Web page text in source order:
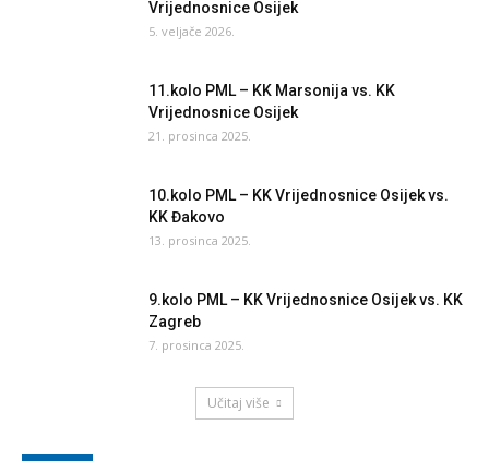
Vrijednosnice Osijek
5. veljače 2026.
11.kolo PML – KK Marsonija vs. KK
Vrijednosnice Osijek
21. prosinca 2025.
10.kolo PML – KK Vrijednosnice Osijek vs.
KK Đakovo
13. prosinca 2025.
9.kolo PML – KK Vrijednosnice Osijek vs. KK
Zagreb
7. prosinca 2025.
Učitaj više